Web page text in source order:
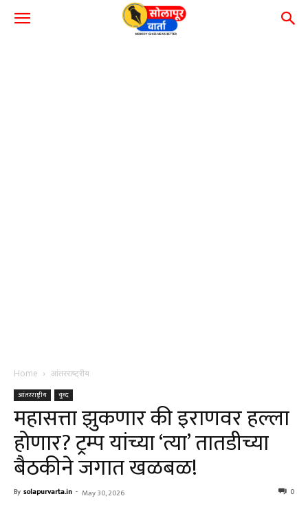
Home आंतरराष्ट्रीय
आंतरराष्ट्रीय युध्द
महासत्ता झुकणार की इराणवर हल्ला
होणार? ट्रम्प यांच्या ‘त्या’ तातडीच्या
बैठकीने जगात खळबळ!
By solapurvarta.in - May 30, 2026 0